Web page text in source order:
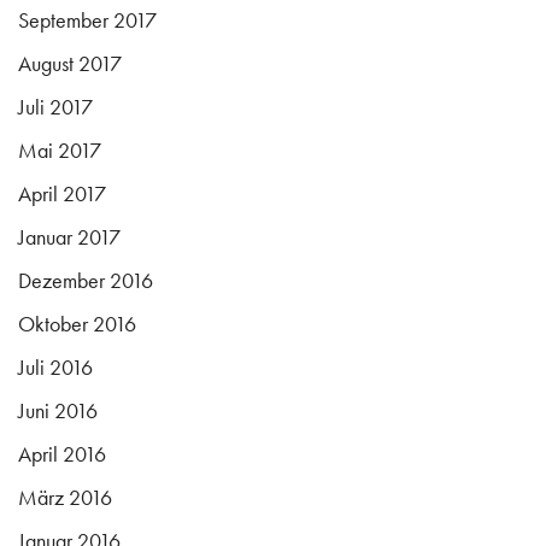
September 2017
August 2017
Juli 2017
Mai 2017
April 2017
Januar 2017
Dezember 2016
Oktober 2016
Juli 2016
Juni 2016
April 2016
März 2016